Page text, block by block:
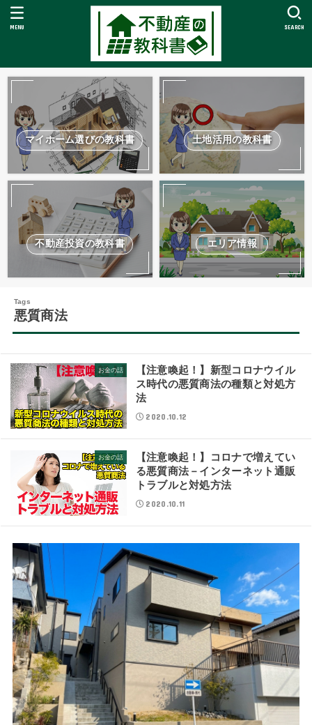
SEARCH
MENU
マイホーム選びの教科書 土地活用の教科書
不動産投資の教科書 エリア情報
悪質商法
お金の話
【注意喚起！】新型コロナウイル
ス時代の悪質商法の種類と対処方
法
2020.10.12
お金の話
【注意喚起！】コロナで増えてい
る悪質商法－インターネット通販
トラブルと対処方法
2020.10.11